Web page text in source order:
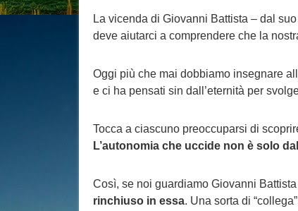
La vicenda di Giovanni Battista – dal
deve aiutarci a comprendere che la
Oggi più che mai dobbiamo insegnare
e ci ha pensati sin dall’eternità per
Tocca a ciascuno preoccuparsi di
L’autonomia che uccide non è solo
Così, se noi guardiamo Giovanni
rinchiuso in essa. Una sorta di